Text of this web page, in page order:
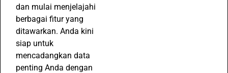
dan mulai menjelajahi
berbagai fitur yang
ditawarkan. Anda kini
siap untuk
mencadangkan data
penting Anda dengan